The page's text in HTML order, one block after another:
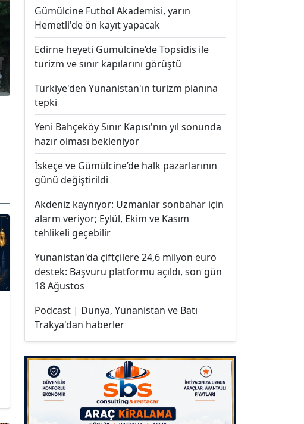
Gümülcine Futbol Akademisi, yarın
Hemetli'de ön kayıt yapacak
Edirne heyeti Gümülcine’de Topsidis ile
turizm ve sınır kapılarını görüştü
Türkiye'den Yunanistan'ın turizm planına
tepki
Yeni Bahçeköy Sınır Kapısı'nın yıl sonunda
hazır olması bekleniyor
İskeçe ve Gümülcine’de halk pazarlarının
günü değiştirildi
Akdeniz kaynıyor: Uzmanlar sonbahar için
alarm veriyor; Eylül, Ekim ve Kasım
tehlikeli geçebilir
Yunanistan'da çiftçilere 24,6 milyon euro
destek: Başvuru platformu açıldı, son gün
18 Ağustos
Podcast | Dünya, Yunanistan ve Batı
Trakya'dan haberler